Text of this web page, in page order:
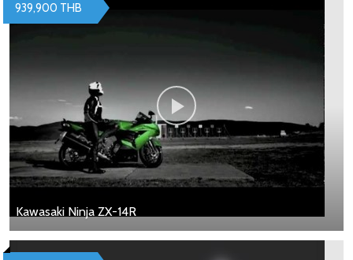
Kawasaki Ninja ZX-14R
939,900 THB